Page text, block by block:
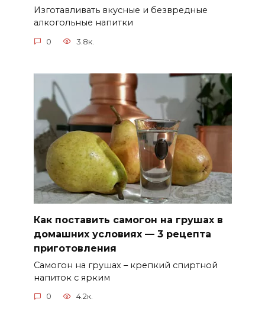
Изготавливать вкусные и безвредные
алкогольные напитки
0 3.8к.
Как поставить самогон на грушах в
домашних условиях — 3 рецепта
приготовления
Самогон на грушах – крепкий спиртной
напиток с ярким
0 4.2к.